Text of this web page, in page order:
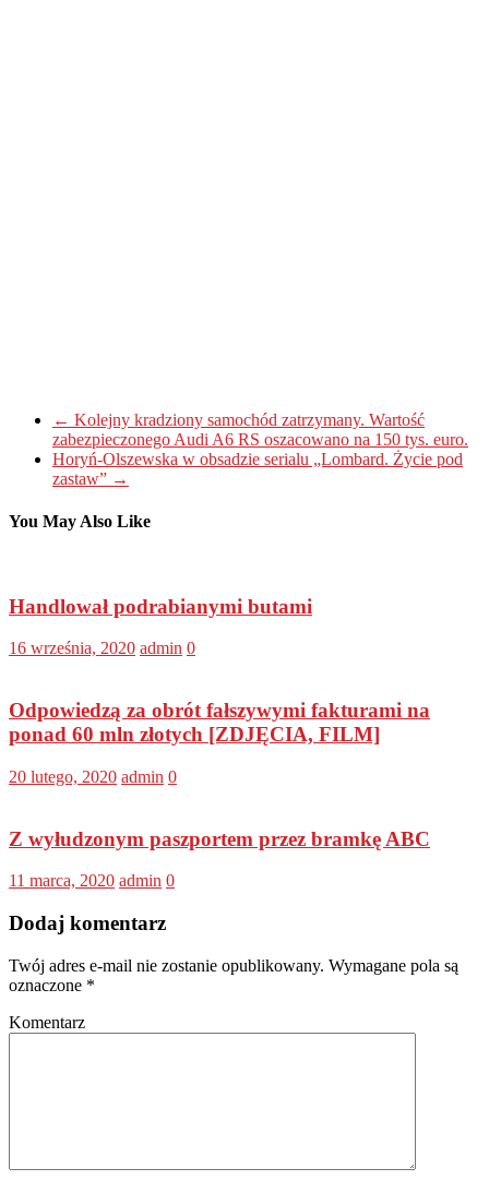
← Kolejny kradziony samochód zatrzymany. Wartość
zabezpieczonego Audi A6 RS oszacowano na 150 tys. euro.
Horyń-Olszewska w obsadzie serialu „Lombard. Życie pod
zastaw” →
You May Also Like
Handlował podrabianymi butami
16 września, 2020 admin 0
Odpowiedzą za obrót fałszywymi fakturami na
ponad 60 mln złotych [ZDJĘCIA, FILM]
20 lutego, 2020 admin 0
Z wyłudzonym paszportem przez bramkę ABC
11 marca, 2020 admin 0
Dodaj komentarz
Twój adres e-mail nie zostanie opublikowany. Wymagane pola są
oznaczone *
Komentarz